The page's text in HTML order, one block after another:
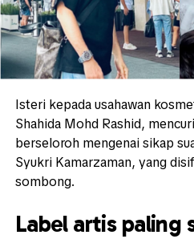
Isteri kepada usahawan
Shahida Mohd Rashid,
berseloroh mengenai sikap
Syukri Kamarzaman, yang
sombong.
Label artis paling